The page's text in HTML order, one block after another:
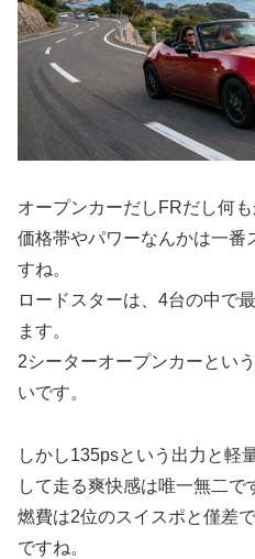
オープンカーだしFRだし何
価格帯やパワーなんかは一番
すね。
ロードスターは、4台の中で
ます。
2シーターオープンカーとい
いです。
しかし135psという出力と軽
して走る爽快感は唯一無二で
燃費は2位のスイスポと僅差
ですね。